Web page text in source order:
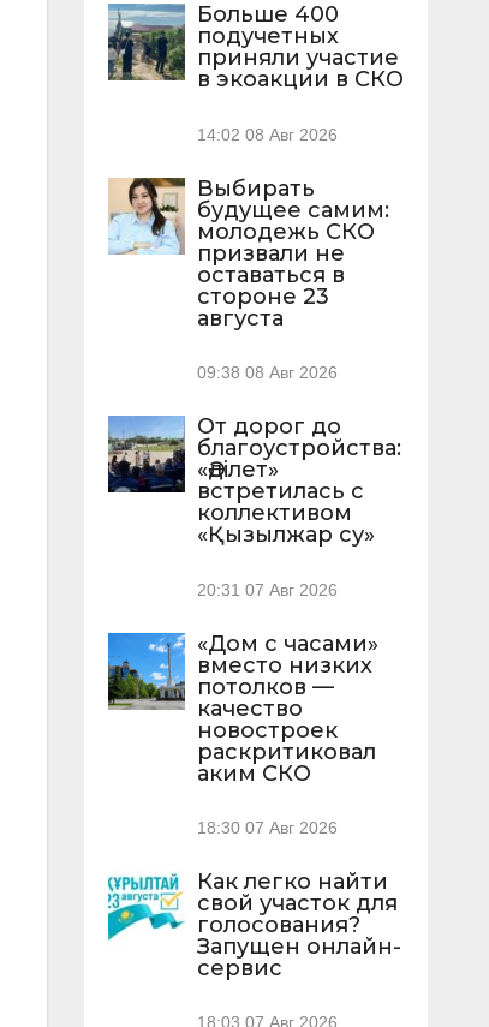
Больше 400
подучетных
приняли участие
в экоакции в СКО
14:02 08 Авг 2026
Выбирать
будущее самим:
молодежь СКО
призвали не
оставаться в
стороне 23
августа
09:38 08 Авг 2026
От дорог до
благоустройства:
«Әділет»
встретилась с
коллективом
«Қызылжар су»
20:31 07 Авг 2026
«Дом с часами»
вместо низких
потолков —
качество
новостроек
раскритиковал
аким СКО
18:30 07 Авг 2026
Как легко найти
свой участок для
голосования?
Запущен онлайн-
сервис
18:03 07 Авг 2026